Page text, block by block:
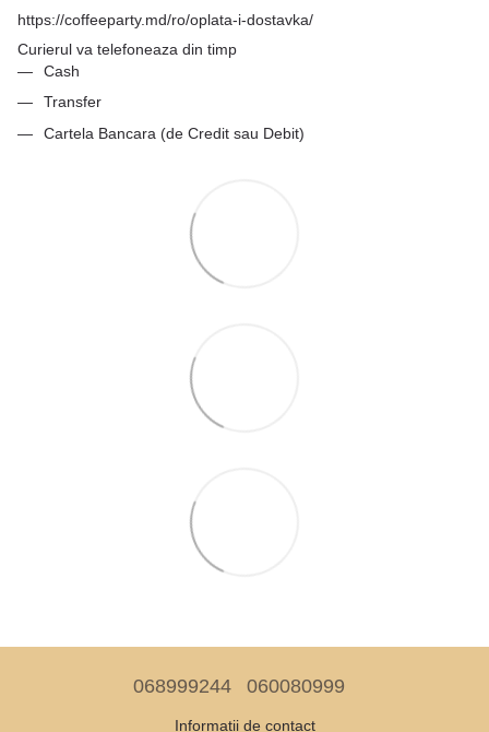
https://coffeeparty.md/ro/oplata-i-dostavka/
Curierul va telefoneaza din timp
Cash
Transfer
Cartela Bancara (de Credit sau Debit)
068999244 060080999
Informații de contact